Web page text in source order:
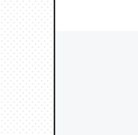
ちょうど同じ理
きる。一生で親と
を実質100倍以
─たまにLINEするく